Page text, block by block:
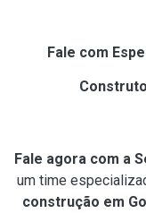
Fale com
Fale agora com a
um time
construção em